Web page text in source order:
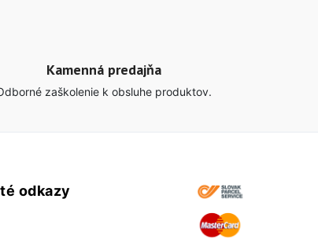
Kamenná predajňa
zaškolenie k obsluhe produktov.
odkazy